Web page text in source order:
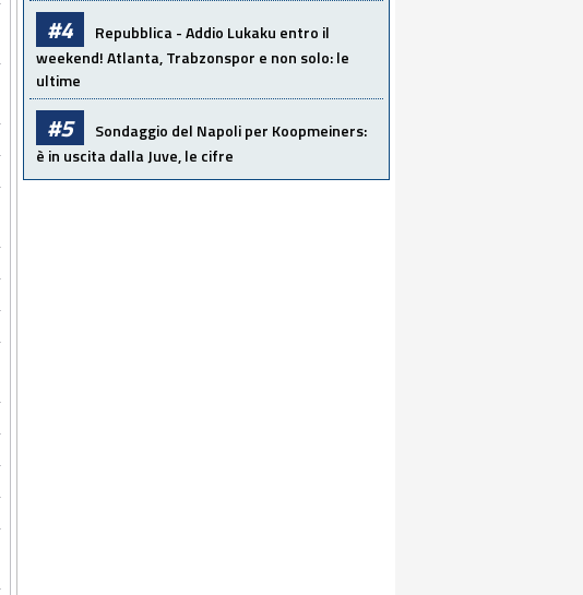
#4
Repubblica - Addio Lukaku entro il
weekend! Atlanta, Trabzonspor e non solo: le
ultime
#5
Sondaggio del Napoli per Koopmeiners:
è in uscita dalla Juve, le cifre